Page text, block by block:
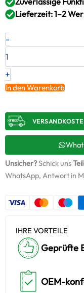
Lieferzeit: 1–2
-
Neuer
Original
BMW
320
d
11658591887
/
ABS909
Starter-
Keramiköl
Menge
+
In den Warenkorb
Unsicher?Schick uns
WhatsApp, Antwort in
IHRE VORTEILE
Geprüfte
OEM-